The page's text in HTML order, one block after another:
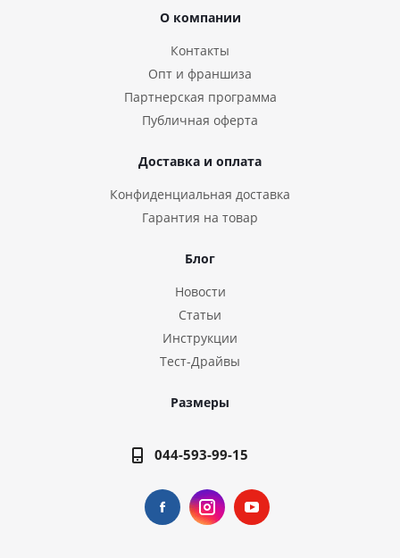
О компании
Контакты
Опт и франшиза
Партнерская программа
Публичная оферта
Доставка и оплата
Конфиденциальная доставка
Гарантия на товар
Блог
Новости
Статьи
Инструкции
Тест-Драйвы
Размеры
044-593-99-15